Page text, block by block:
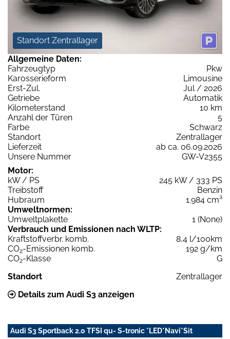
Standort Zentrallager
Allgemeine Daten:
Fahrzeugtyp
Pkw
Karosserieform
Limousine
Erst-Zul.
Jul / 2026
Getriebe
Automatik
Kilometerstand
10 km
Anzahl der Türen
5
Farbe
Schwarz
Standort
Zentrallager
Lieferzeit
ab ca. 06.09.2026
Unsere Nummer
GW-V2355
Motor:
kW / PS
245 kW / 333 PS
Treibstoff
Benzin
Hubraum
1.984 cm³
Umweltnormen:
Umweltplakette
1 (None)
Verbrauch und Emissionen nach WLTP:
Kraftstoffverbr. komb.
8,4 l/100km
CO2-Emissionen komb.
192 g/km
CO2-Klasse
G
Standort
Zentrallager
Details zum Audi S3 anzeigen
Audi S3 Sportback 2.0 TFSI qu- S-tronic *LED*Navi*Sit